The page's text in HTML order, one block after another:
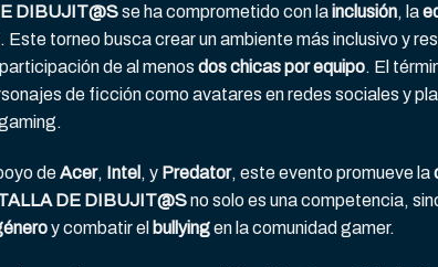
DIBUJIT@Sse ha comprometido con lainclusión, la
. Este torneo busca crear un ambiente más inclusivo y
de al menos dos chicas por equipo. El
de ficción como avatares en redes sociales y
deAcer, Intel , y Predator, este evento promueve la
DE DIBUJIT@Sno solo es una competencia,
y combatir el bullyingen la comunidad gamer.